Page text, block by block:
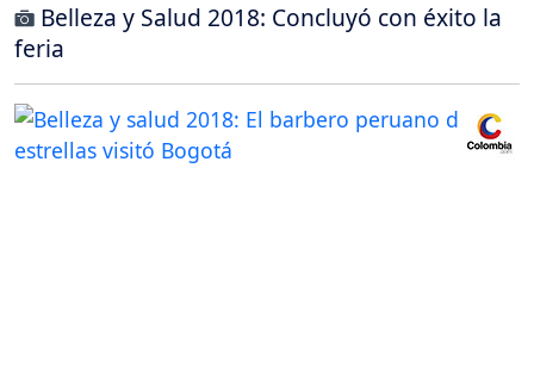
Belleza y Salud 2018: Concluyó con éxito la
feria